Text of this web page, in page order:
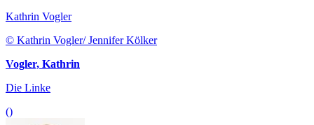
Kathrin Vogler
© Kathrin Vogler/ Jennifer Kölker
Vogler, Kathrin
Die Linke
()